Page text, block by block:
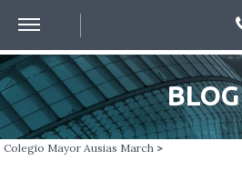
BLOG
Colegio Mayor Ausias March >